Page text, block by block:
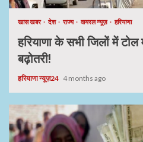
खास खबर देश राज्य वायरल न्यूज़ हरियाणा
हरियाणा के सभी जिलों में
बढ़ोतरी!
हरियाणा न्यूज़24 4 months ago